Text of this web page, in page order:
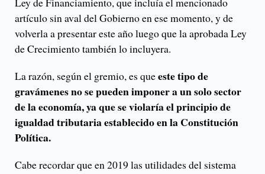
artículo sin aval del Gobierno en ese momento, y de
volverla a presentar este año luego que la aprobada Ley
de Crecimiento también lo incluyera.
La razón, según el gremio, es queeste tipo de
gravámenes no se pueden imponer a un solo sector
de la economía, ya que se violaría el principio de
igualdad tributaria establecido en la Constitución
Política.
Cabe recordar que en 2019 las utilidades del sistema